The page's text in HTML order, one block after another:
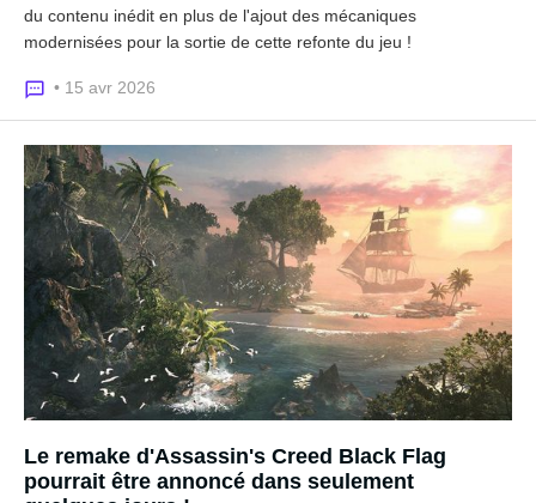
du contenu inédit en plus de l'ajout des mécaniques
modernisées pour la sortie de cette refonte du jeu !
• 15 avr 2026
Le remake d'Assassin's Creed Black Flag
pourrait être annoncé dans seulement